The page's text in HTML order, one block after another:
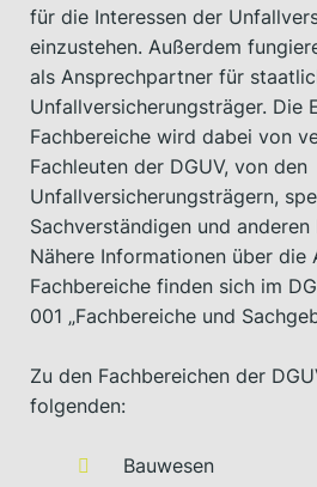
für die Interessen der
einzustehen. Außerdem
als Ansprechpartner für
Unfallversicherungsträger. Die
Fachbereiche wird dabei von
Fachleuten der DGUV, von den
Unfallversicherungsträgern,
Sachverständigen und
Nähere Informationen über die
Fachbereiche finden sich im
001 „Fachbereiche und
Zu den Fachbereichen der
folgenden:
Bauwesen